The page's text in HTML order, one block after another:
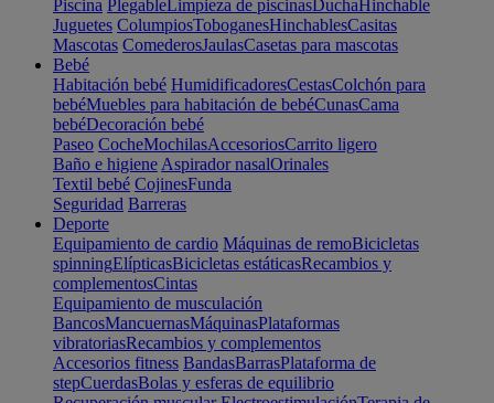
Piscina Plegable Limpieza de piscinas Ducha Hinchable
Juguetes ColumpiosToboganesHinchablesCasitas
Mascotas ComederosJaulasCasetas para mascotas
Bebé
Habitación bebé HumidificadoresCestasColchón para
bebéMuebles para habitación de bebéCunasCama
bebéDecoración bebé
Paseo CocheMochilasAccesoriosCarrito ligero
Baño e higiene Aspirador nasalOrinales
Textil bebé CojinesFunda
Seguridad Barreras
Deporte
Equipamiento de cardio Máquinas de remoBicicletas
spinningElípticasBicicletas estáticasRecambios y
complementosCintas
Equipamiento de musculación
BancosMancuernasMáquinasPlataformas
vibratoriasRecambios y complementos
Accesorios fitness BandasBarrasPlataforma de
stepCuerdasBolas y esferas de equilibrio